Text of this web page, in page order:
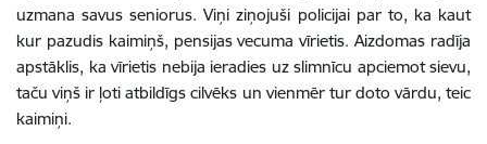
uzmana savus seniorus. Viņi ziņojuši policijai par to, ka kaut
kur pazudis kaimiņš, pensijas vecuma vīrietis. Aizdomas radīja
apstāklis, ka vīrietis nebija ieradies uz slimnīcu apciemot sievu,
taču viņš ir ļoti atbildīgs cilvēks un vienmēr tur doto vārdu, teic
kaimiņi.